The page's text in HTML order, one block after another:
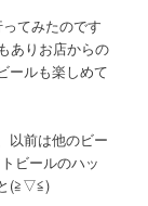
ってみたのです
ありお店からの
ールも楽しめて
以前は他のビー
ビールのハッ
(≧▽≦)